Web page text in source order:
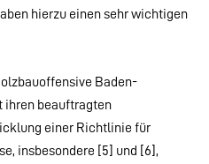
hierzu einen sehr wichtigen
Baden-
ihren beauftragten
einer Richtlinie für
insbesondere [5] und [6],